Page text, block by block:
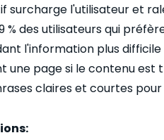
surcharge l'utilisateur et
% des utilisateurs qui
l'information plus difficile
une page si le contenu
claires et courtes